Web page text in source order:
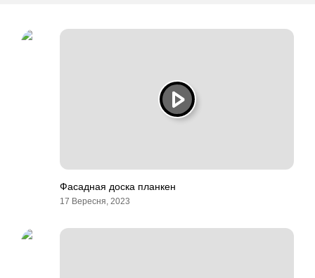
Фасадная доска планкен
17 Вересня, 2023